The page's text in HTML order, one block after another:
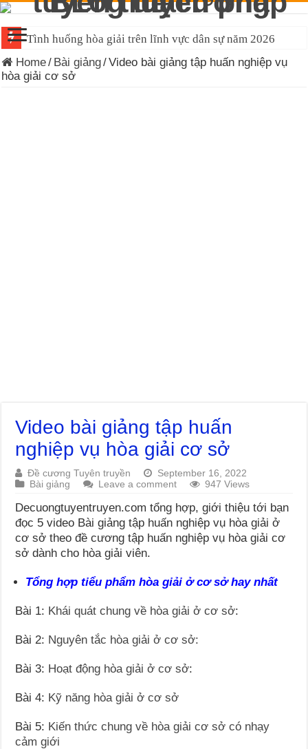
Tình huống hòa giải trên lĩnh vực dân sự năm 2026
Home/ Bài giảng/Video bài giảng tập huấn nghiệp vụ
hòa giải cơ sở
Video bài giảng tập huấn
nghiệp vụ hòa giải cơ sở
Đề cương Tuyên truyền
September 16, 2022
Bài giảng
Leave a comment 947 Views
Decuongtuyentruyen.com tổng hợp, giới thiệu tới bạn
đọc 5 video Bài giảng tập huấn nghiệp vụ hòa giải ở
cơ sở theo đề cương tập huấn nghiệp vụ hòa giải cơ
sở dành cho hòa giải viên.
Tổng hợp tiểu phẩm hòa giải ở cơ sở hay nhất
Bài 1: Khái quát chung về hòa giải ở cơ sở:
Bài 2: Nguyên tắc hòa giải ở cơ sở:
Bài 3: Hoạt động hòa giải ở cơ sở:
Bài 4: Kỹ năng hòa giải ở cơ sở
Bài 5: Kiến thức chung về hòa giải cơ sở có nhạy
cảm giới